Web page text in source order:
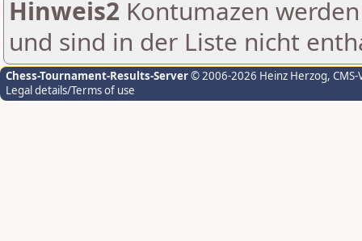
Hinweis2 Kontumazen
und sind in der Liste nicht
Chess-Tournament-Results-Server© 2006-2026 Heinz Herzog,
Legal details/Terms of use